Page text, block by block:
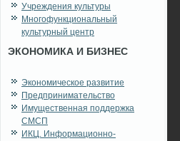
Учреждения культуры
Многофункциональный
культурный центр
ЭКОНОМИКА И БИЗНЕС
Экономическое развитие
Предпринимательство
Имущественная поддержка
СМСП
ИКЦ. Информационно-